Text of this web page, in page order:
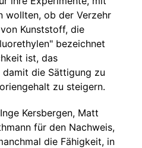
wollten, ob der Verzehr
Kunststoff, die
bezeichnet
ist, das
damit die Sättigung zu
zu steigern.
Kersbergen, Matt
für den Nachweis,
die Fähigkeit, in